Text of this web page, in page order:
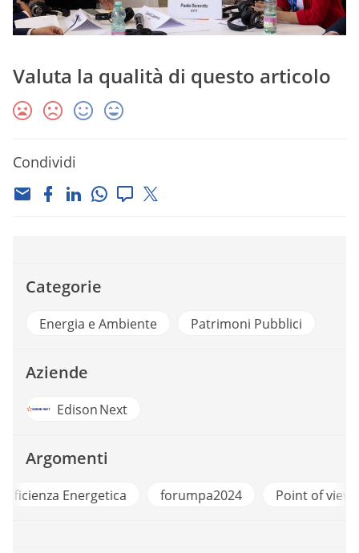
Valuta la qualità di questo articolo
Condividi
Categorie
Energia e Ambiente Patrimoni Pubblici
Aziende
Edison Next
Argomenti
forumpa2024 Point of view 2024 Smart